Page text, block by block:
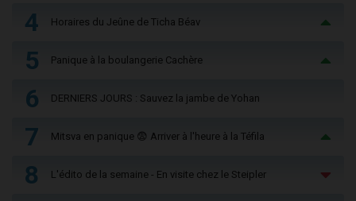
4 Horaires du Jeûne de Ticha Béav
5 Panique à la boulangerie Cachère
6 DERNIERS JOURS : Sauvez la jambe de Yohan
7 Mitsva en panique 😨 Arriver à l'heure à la Téfila
8 L'édito de la semaine - En visite chez le Steipler